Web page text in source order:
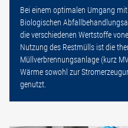
Bei einem optimalen Umgang
Biologischen
die verschiedenen Wertstoffe
Nutzung des Restmülls ist die
Müllverbrennungsanlage (kurz
Wärme sowohl zur
genutzt.